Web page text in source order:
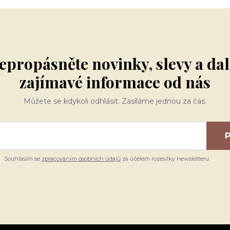
novinky, slevy a
zajímavé informace od nás
Můžete se kdykoli odhlásit. Zasíláme jednou za čas.
Souhlasím se zpracováním osobních údajůza účelem rozesílky newsletteru.